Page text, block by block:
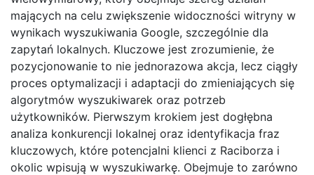
mających na celu zwiększenie widoczności witryny w
wynikach wyszukiwania Google, szczególnie dla
zapytań lokalnych. Kluczowe jest zrozumienie, że
pozycjonowanie to nie jednorazowa akcja, lecz ciągły
proces optymalizacji i adaptacji do zmieniających się
algorytmów wyszukiwarek oraz potrzeb
użytkowników. Pierwszym krokiem jest dogłębna
analiza konkurencji lokalnej oraz identyfikacja fraz
kluczowych, które potencjalni klienci z Raciborza i
okolic wpisują w wyszukiwarkę. Obejmuje to zarówno